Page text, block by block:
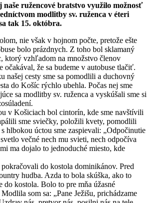
ružencové bratstvo využilo možnosť
modlitby sv. ruženca v éteri
tak 15. októbra.
nie však v hojnom počte, pretože ešte
bolo prázdnych. Z toho bol sklamaný
ktorý vzhľadom na množstvo členov
očakával, že sa budeme v autobuse tlačiť.
našej cesty sme sa pomodlili a duchovný
do Košíc rýchlo ubehla. Počas nej sme
sa modlitby sv. ruženca a vyskúšali sme si
v Košiciach bol cintorín, kde sme navštívili
sme sviečky, položili kvety, pomodlili
s hlbokou úctou sme zaspievali: „Odpočinutie
večné nech mu svieti, nech odpočíva
ma dojalo to jednoduché miesto, kde
pokračovali do kostola dominikánov. Pred
hudba. Azda to bola skúška, ako to
do kostola. Bolo to pre mňa úžasné
som sa: „Pane Ježišu, prichádzame